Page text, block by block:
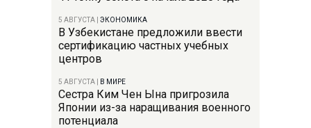
5 АВГУСТА ЭКОНОМИКА
В Узбекистане предложили ввести
сертификацию частных учебных
центров
5 АВГУСТА В МИРЕ
Сестра Ким Чен Ына пригрозила
Японии из-за наращивания военного
потенциала